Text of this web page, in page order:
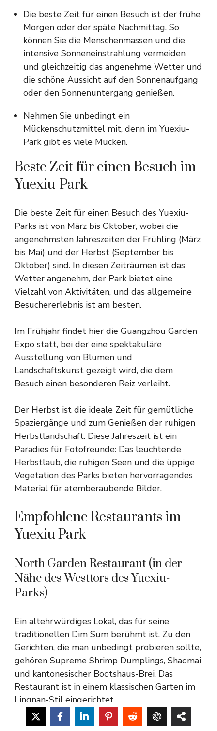
Die beste Zeit für einen Besuch ist der frühe
Morgen oder der späte Nachmittag. So
können Sie die Menschenmassen und die
intensive Sonneneinstrahlung vermeiden
und gleichzeitig das angenehme Wetter und
die schöne Aussicht auf den Sonnenaufgang
oder den Sonnenuntergang genießen.
Nehmen Sie unbedingt ein
Mückenschutzmittel mit, denn im Yuexiu-
Park gibt es viele Mücken.
Beste Zeit für einen Besuch im
Yuexiu-Park
Die beste Zeit für einen Besuch des Yuexiu-
Parks ist von März bis Oktober, wobei die
angenehmsten Jahreszeiten der Frühling (März
bis Mai) und der Herbst (September bis
Oktober) sind. In diesen Zeiträumen ist das
Wetter angenehm, der Park bietet eine
Vielzahl von Aktivitäten, und das allgemeine
Besuchererlebnis ist am besten.
Im Frühjahr findet hier die Guangzhou Garden
Expo statt, bei der eine spektakuläre
Ausstellung von Blumen und
Landschaftskunst gezeigt wird, die dem
Besuch einen besonderen Reiz verleiht.
Der Herbst ist die ideale Zeit für gemütliche
Spaziergänge und zum Genießen der ruhigen
Herbstlandschaft. Diese Jahreszeit ist ein
Paradies für Fotofreunde: Das leuchtende
Herbstlaub, die ruhigen Seen und die üppige
Vegetation des Parks bieten hervorragendes
Material für atemberaubende Bilder.
Empfohlene Restaurants im
Yuexiu Park
North Garden Restaurant (in der
Nähe des Westtors des Yuexiu-
Parks)
Ein altehrwürdiges Lokal, das für seine
traditionellen Dim Sum berühmt ist. Zu den
Gerichten, die man unbedingt probieren sollte,
gehören Supreme Shrimp Dumplings, Shaomai
und kantonesischer Bootshaus-Brei. Das
Restaurant ist in einem klassischen Garten im
Lingnan-Stil eingerichtet.
YaYun Xuan (neben dem Zhenhai-